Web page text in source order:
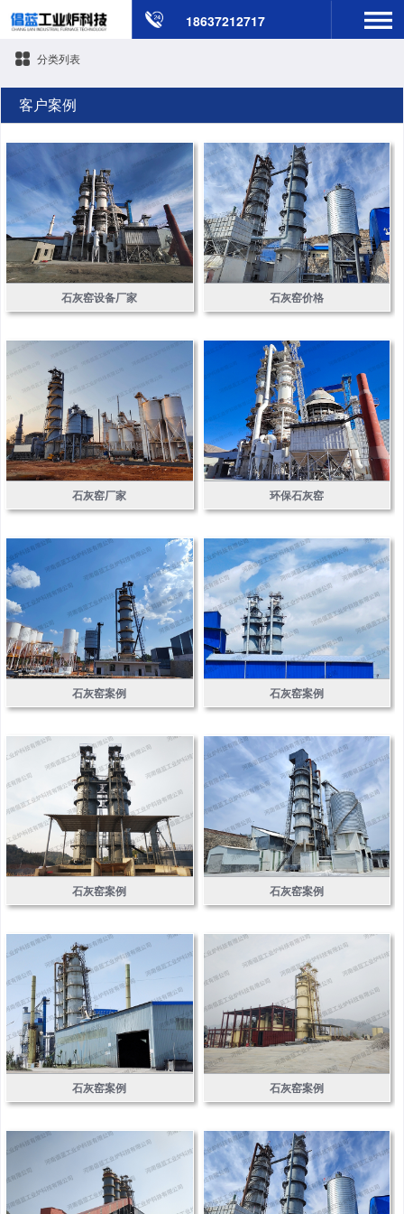
18637212717
分类列表
客户案例
石灰窑设备厂家 石灰窑价格
石灰窑厂家 环保石灰窑
石灰窑案例 石灰窑案例
石灰窑案例 石灰窑案例
石灰窑案例 石灰窑案例